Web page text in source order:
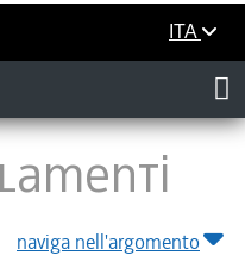
ITA
naviga nell'argomento